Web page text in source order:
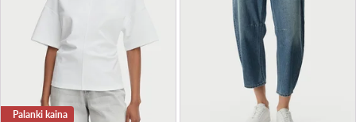
Palanki kaina